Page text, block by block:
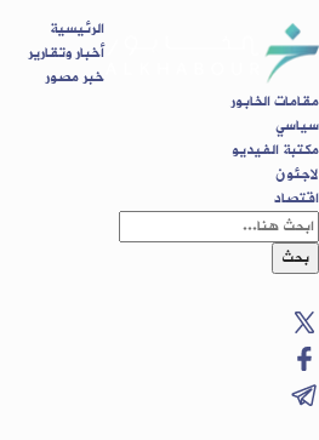
الرئيسية
أخبار وتقارير
خبر مصور
مقامات الخابور
سياسي
مكتبة الفيديو
لاجئون
اقتصاد
بحث